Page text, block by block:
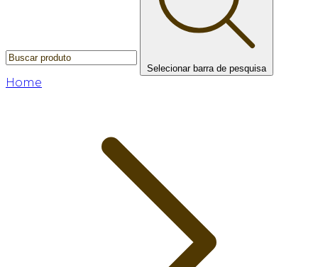
Selecionar barra de pesquisa
Home